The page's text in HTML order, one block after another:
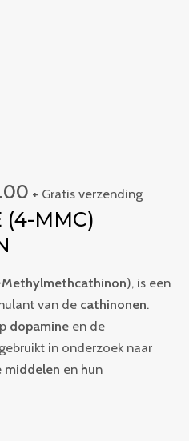
+ Gratis verzending
(4-MMC)
), is een
van de cathinonen.
dopamine en de
in onderzoek naar
middelen en hun